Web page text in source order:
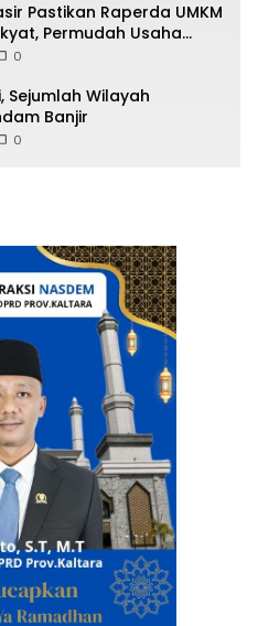
Pastikan Raperda UMKM
Permudah Usaha
0
Sejumlah Wilayah
Banjir
0